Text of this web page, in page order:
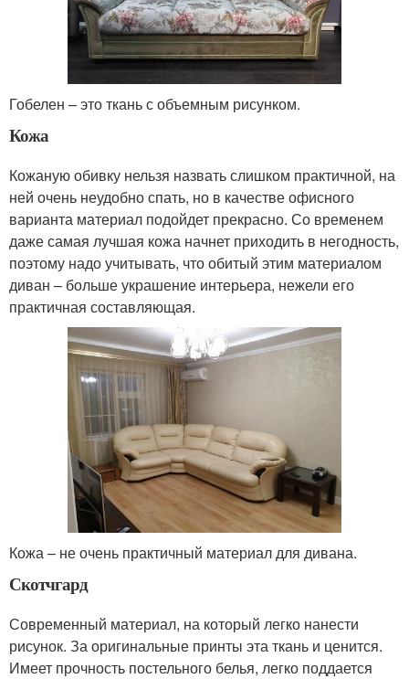
Гобелен – это ткань с объемным рисунком.
Кожа
Кожаную обивку нельзя назвать слишком практичной, на
ней очень неудобно спать, но в качестве офисного
варианта материал подойдет прекрасно. Со временем
даже самая лучшая кожа начнет приходить в негодность,
поэтому надо учитывать, что обитый этим материалом
диван – больше украшение интерьера, нежели его
практичная составляющая.
Кожа – не очень практичный материал для дивана.
Скотчгард
Современный материал, на который легко нанести
рисунок. За оригинальные принты эта ткань и ценится.
Имеет прочность постельного белья, легко поддается